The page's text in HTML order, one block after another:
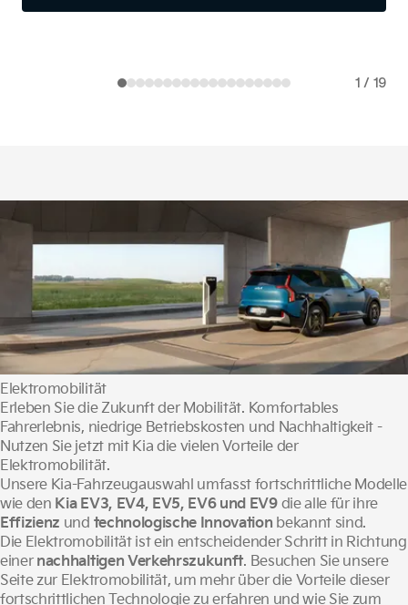
1/ 19
Elektromobilität
Erleben Sie die Zukunft der Mobilität. Komfortables
Fahrerlebnis, niedrige Betriebskosten und Nachhaltigkeit -
Nutzen Sie jetzt mit Kia die vielen Vorteile der
Elektromobilität.
Unsere Kia-Fahrzeugauswahl umfasst fortschrittliche Modelle
wie den Kia EV3, EV4, EV5, EV6 und EV9die alle für ihre
Effizienz und technologische Innovation bekannt sind.
Die Elektromobilität ist ein entscheidender Schritt in Richtung
einer nachhaltigen Verkehrszukunft. Besuchen Sie unsere
Seite zur Elektromobilität, um mehr über die Vorteile dieser
fortschrittlichen Technologie zu erfahren und wie Sie zum